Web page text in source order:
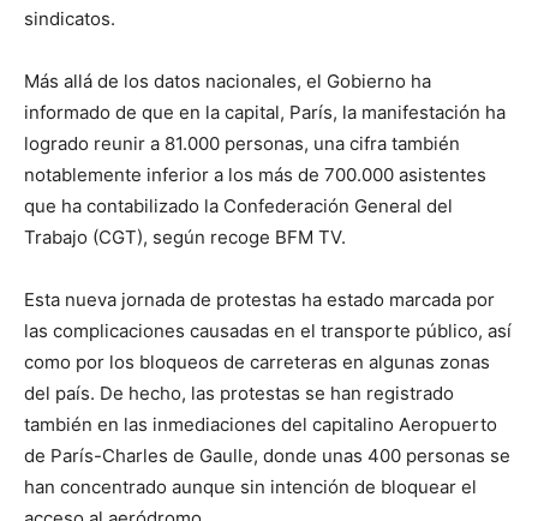
sindicatos.
Más allá de los datos nacionales, el Gobierno ha
informado de que en la capital, París, la manifestación ha
logrado reunir a 81.000 personas, una cifra también
notablemente inferior a los más de 700.000 asistentes
que ha contabilizado la Confederación General del
Trabajo (CGT), según recoge BFM TV.
Esta nueva jornada de protestas ha estado marcada por
las complicaciones causadas en el transporte público, así
como por los bloqueos de carreteras en algunas zonas
del país. De hecho, las protestas se han registrado
también en las inmediaciones del capitalino Aeropuerto
de París-Charles de Gaulle, donde unas 400 personas se
han concentrado aunque sin intención de bloquear el